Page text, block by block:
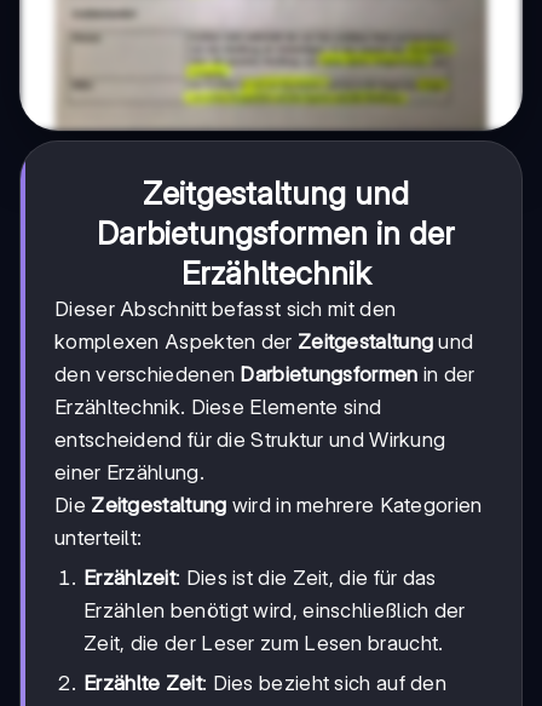
Zeitgestaltung und
Darbietungsformen in der
Erzähltechnik
Dieser Abschnitt befasst sich mit den
komplexen Aspekten der Zeitgestaltung und
den verschiedenen Darbietungsformen in der
Erzähltechnik. Diese Elemente sind
entscheidend für die Struktur und Wirkung
einer Erzählung.
Die Zeitgestaltung wird in mehrere Kategorien
unterteilt:
Erzählzeit: Dies ist die Zeit, die für das
Erzählen benötigt wird, einschließlich der
Zeit, die der Leser zum Lesen braucht.
Erzählte Zeit: Dies bezieht sich auf den